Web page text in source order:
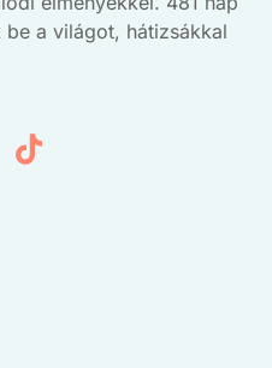
a világot, hátizsákkal